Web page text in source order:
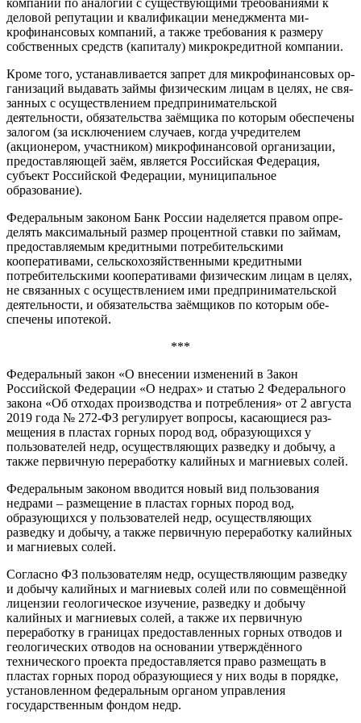
деловой репутации и квалификации менеджмента ми­
крофинансовых компаний, а также требования к размеру
собствен­ных средств (капиталу) микрокре­дитной компании.
Кроме того, устанавливается запрет для микрофинансовых ор­
ганизаций выдавать займы фи­зическим лицам в целях, не свя­
занных с осуществлением пред­принимательской
деятельности, обязательства заёмщика по кото­рым обеспечены
залогом (за ис­ключением случаев, когда учреди­телем
(акционером, участником) микрофинансовой организации,
предоставляющей заём, является Российская Федерация,
субъект Российской Федерации, муници­пальное
образование).
Федеральным законом Банк России наделяется правом опре­
делять максимальный размер процентной ставки по займам,
предоставляемым кредитными потребительскими
кооператива­ми, сельскохозяйственными кре­дитными
потребительскими ко­оперативами физическим лицам в целях,
не связанных с осущест­влением ими предприниматель­ской
деятельности, и обязатель­ства заёмщиков по которым обе­
спечены ипотекой.
***
Федеральный закон «О внесе­нии изменений в Закон
Российской Федерации «О недрах» и статью 2 Федерального
закона «Об отходах производства и потребления» от 2 августа
2019 года № 272-ФЗ регу­лирует вопросы, касающиеся раз­
мещения в пластах горных пород вод, образующихся у
пользователей недр, осуществляющих разведку и добычу, а
также первичную перера­ботку калийных и магниевых солей.
Федеральным законом вводится новый вид пользования
недрами – размещение в пластах горных пород вод,
образующихся у поль­зователей недр, осуществляющих
разведку и добычу, а также первич­ную переработку калийных
и маг­ниевых солей.
Согласно ФЗ пользователям недр, осуществляющим разведку
и добычу калийных и магниевых солей или по совмещённой
лицен­зии геологическое изучение, раз­ведку и добычу
калийных и магни­евых солей, а также их первичную
переработку в границах предо­ставленных горных отводов и
гео­логических отводов на основании утверждённого
технического про­екта предоставляется право раз­мещать в
пластах горных пород об­разующиеся у них воды в порядке,
установленном федеральным ор­ганом управления
государствен­ным фондом недр.